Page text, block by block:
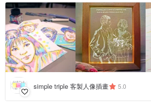
simple triple 客製人像插畫 5.0